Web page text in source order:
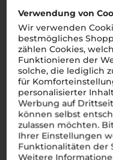
Verwendung von
Wir verwenden
bestmögliches
zählen Cookies,
Funktionieren der
solche, die lediglich
für
personalisierter
Werbung auf
können selbst
zulassen möchten.
Ihrer Einstellungen
Funktionalitäten der
Weitere
Hier werden einige der
erzeugt, deren Qualität
widerspiegeln.
Mehr Weine aus Salento